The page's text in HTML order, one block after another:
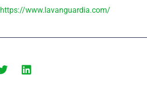
https://www.lavanguardia.com/